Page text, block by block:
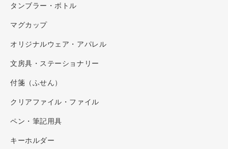
タンブラー・ボトル
マグカップ
オリジナルウェア・アパレル
文房具・ステーショナリー
付箋（ふせん）
クリアファイル・ファイル
ペン・筆記用具
キーホルダー